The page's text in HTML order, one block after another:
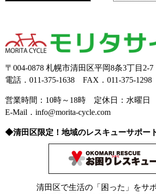
〒004-0878 札幌市清田区平岡8条3丁目2-7
電話．011-375-1638 FAX．011-375-1298
営業時間：10時～18時 定休日：水曜日
E-Mail．info@morita-cycle.com
◆清田区限定！地域のレスキューサポー
清田区で生活の「困った」をサ